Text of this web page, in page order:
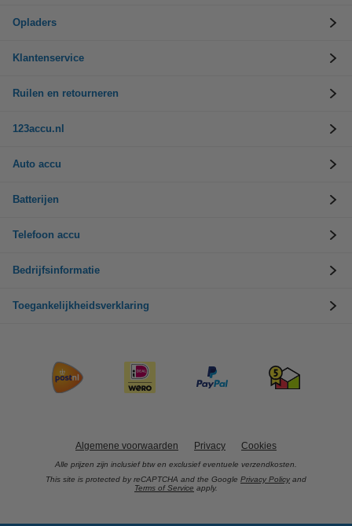
Opladers
Klantenservice
Ruilen en retourneren
123accu.nl
Auto accu
Batterijen
Telefoon accu
Bedrijfsinformatie
Toegankelijkheidsverklaring
Algemene voorwaarden Privacy Cookies
Alle prijzen zijn inclusief btw en exclusief eventuele verzendkosten.
This site is protected by reCAPTCHA and the Google Privacy Policy and
Terms of Service apply.